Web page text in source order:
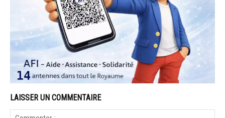
LAISSER UN COMMENTAIRE